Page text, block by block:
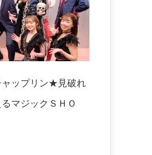
ャップリン★見破れ
マジックＳＨＯ